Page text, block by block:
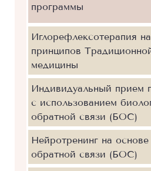
программы
Иглорефлексотерапия
принципов
медицины
Индивидуальный прием
с использованием
обратной связи (БОС)
Нейротренинг на
обратной связи (БОС)